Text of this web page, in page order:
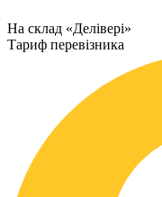
На склад «Делівері»
Тариф перевізника